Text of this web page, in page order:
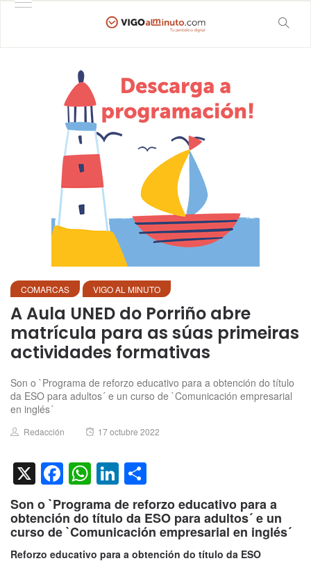
COMARCAS VIGO AL MINUTO
A Aula UNED do Porriño abre
matrícula para as súas primeiras
actividades formativas
Son o `Programa de reforzo educativo para a obtención do título
da ESO para adultos´ e un curso de `Comunicación empresarial
en inglés´
Author
Redacción
Posted
17 octubre 2022
X Facebook
WhatsApp
LinkedIn
Son o `Programa de reforzo educativo para a
obtención do título da ESO para adultos´ e un
curso de `Comunicación empresarial en inglés´
Reforzo educativo para a obtención do título da ESO